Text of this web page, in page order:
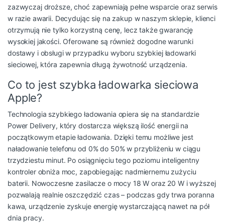
zazwyczaj droższe, choć zapewniają pełne wsparcie oraz serwis
w razie awarii. Decydując się na zakup w naszym sklepie, klienci
otrzymują nie tylko korzystną cenę, lecz także gwarancję
wysokiej jakości. Oferowane są również dogodne warunki
dostawy i obsługi w przypadku wyboru szybkiej ładowarki
sieciowej, która zapewnia długą żywotność urządzenia.
Co to jest szybka ładowarka sieciowa
Apple?
Technologia szybkiego ładowania opiera się na standardzie
Power Delivery, który dostarcza większą ilość energii na
początkowym etapie ładowania. Dzięki temu możliwe jest
naładowanie telefonu od 0% do 50% w przybliżeniu w ciągu
trzydziestu minut. Po osiągnięciu tego poziomu inteligentny
kontroler obniża moc, zapobiegając nadmiernemu zużyciu
baterii. Nowoczesne zasilacze o mocy 18 W oraz 20 W i wyższej
pozwalają realnie oszczędzić czas – podczas gdy trwa poranna
kawa, urządzenie zyskuje energię wystarczającą nawet na pół
dnia pracy.